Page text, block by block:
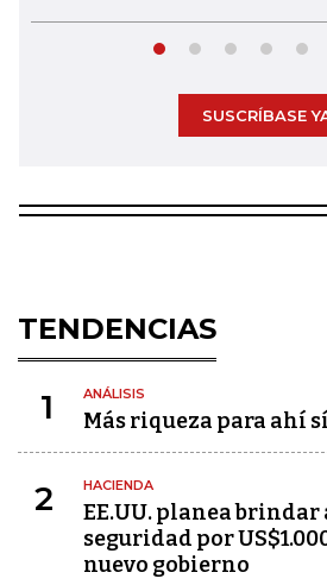
SUSCRÍBASE
TENDENCIAS
1 ANÁLISIS
Más riqueza para ahí
2 HACIENDA
EE.UU. planea
seguridad por
nuevo gobierno